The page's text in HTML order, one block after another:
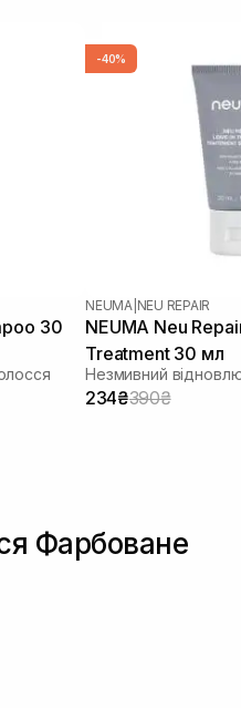
30
-40%
NEUMA NEU REPAIR
NEUMA Neu
Treatment 30 мл
234₴390₴
Фарбоване